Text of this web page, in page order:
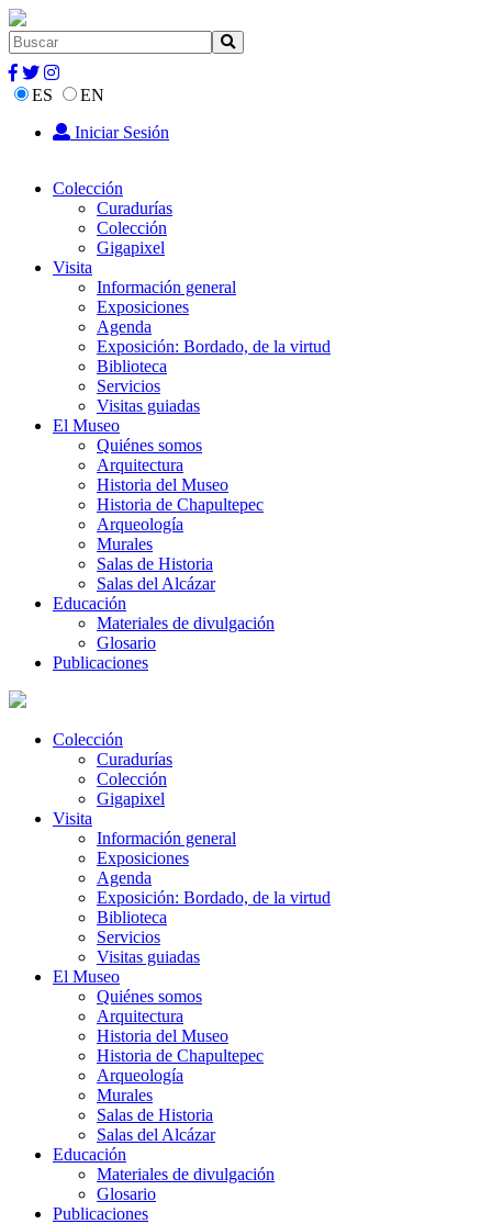
ES
EN
Iniciar Sesión
Colección
Curadurías
Colección
Gigapixel
Visita
Información general
Exposiciones
Agenda
Exposición: Bordado, de la virtud
Biblioteca
Servicios
Visitas guiadas
El Museo
Quiénes somos
Arquitectura
Historia del Museo
Historia de Chapultepec
Arqueología
Murales
Salas de Historia
Salas del Alcázar
Educación
Materiales de divulgación
Glosario
Publicaciones
Colección
Curadurías
Colección
Gigapixel
Visita
Información general
Exposiciones
Agenda
Exposición: Bordado, de la virtud
Biblioteca
Servicios
Visitas guiadas
El Museo
Quiénes somos
Arquitectura
Historia del Museo
Historia de Chapultepec
Arqueología
Murales
Salas de Historia
Salas del Alcázar
Educación
Materiales de divulgación
Glosario
Publicaciones